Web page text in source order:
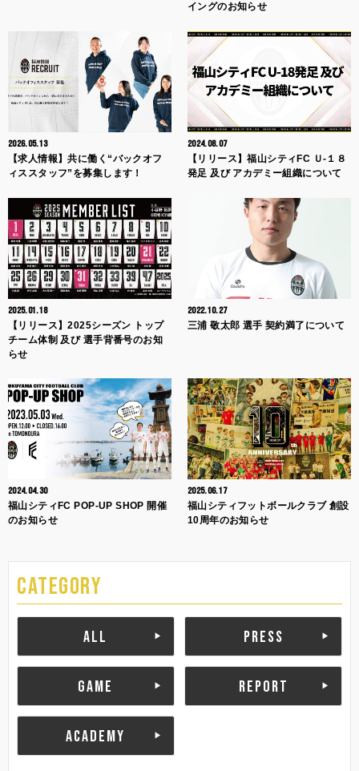
イングのお知らせ
2026.05.13
【求人情報】共に働く“バックオフ
ィススタッフ”を募集します！
2024.08.07
【リリース】福山シティFC Ｕ-１８
発足 及び アカデミー組織について
2025.01.18
【リリース】2025シーズン トップ
チーム体制 及び 選手背番号のお知
らせ
2022.10.27
三浦 敬太郎 選手 契約満了について
2024.04.30
福山シティFC POP-UP SHOP 開催
のお知らせ
2025.06.17
福山シティフットボールクラブ 創設
10周年のお知らせ
CATEGORY
ALL PRESS
GAME REPORT
ACADEMY